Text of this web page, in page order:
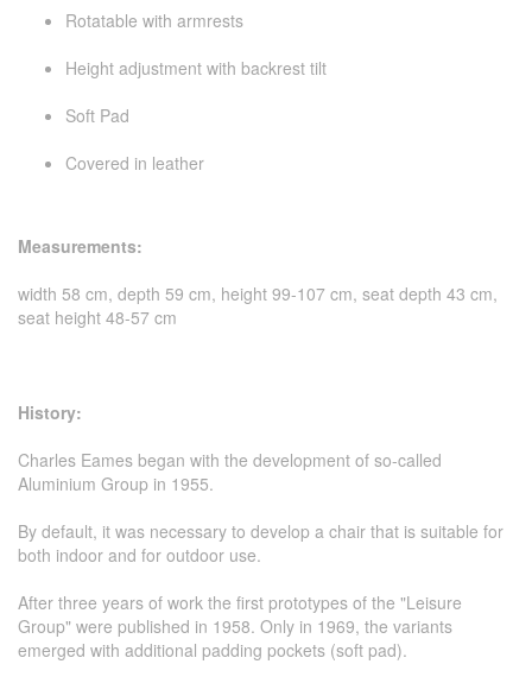
Rotatable with armrests
Height adjustment with backrest tilt
Soft Pad
Covered in leather
Measurements:
width 58 cm, depth 59 cm, height 99-107 cm, seat depth 43 cm,
seat height 48-57 cm
History:
Charles Eames began with the development of so-called
Aluminium Group in 1955.
By default, it was necessary to develop a chair that is suitable for
both indoor and for outdoor use.
After three years of work the first prototypes of the "Leisure
Group" were published in 1958. Only in 1969, the variants
emerged with additional padding pockets (soft pad).